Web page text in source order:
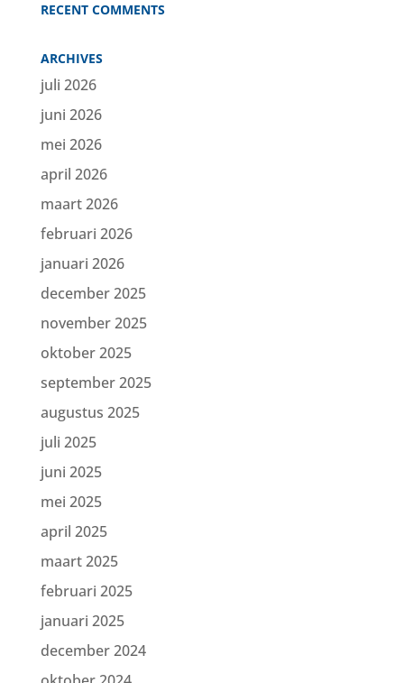
RECENT COMMENTS
ARCHIVES
juli 2026
juni 2026
mei 2026
april 2026
maart 2026
februari 2026
januari 2026
december 2025
november 2025
oktober 2025
september 2025
augustus 2025
juli 2025
juni 2025
mei 2025
april 2025
maart 2025
februari 2025
januari 2025
december 2024